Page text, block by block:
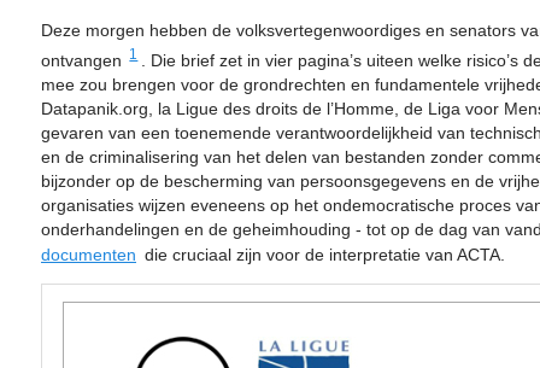
Deze morgen hebben de volksvertegenwoordiges en senators
ontvangen 1
. Die brief zet in vier pagina’s uiteen welke risico’s
mee zou brengen voor de grondrechten en fundamentele
Datapanik.org, la Ligue des droits de l’Homme, de Liga voor
gevaren van een toenemende verantwoordelijkheid van
en de criminalisering van het delen van bestanden zonder
bijzonder op de bescherming van persoonsgegevens en de
organisaties wijzen eveneens op het ondemocratische proces
onderhandelingen en de geheimhouding - tot op de dag van
documenten die cruciaal zijn voor de interpretatie van ACTA.